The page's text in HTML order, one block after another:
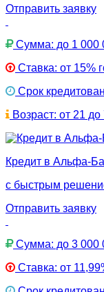
Отправить заявку
Сумма: до 1 000
Ставка: от 15%
Срок
Возраст: от 21 до
Кредит в Альфа-
с быстрым
Отправить заявку
Сумма: до 3 000
Ставка: от